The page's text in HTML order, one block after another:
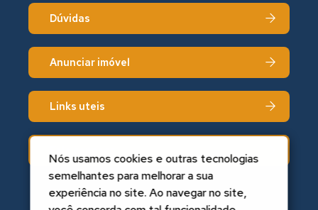
Dúvidas
Anunciar imóvel
Links uteis
Nós usamos cookies e outras tecnologias
semelhantes para melhorar a sua
experiência no site. Ao navegar no site,